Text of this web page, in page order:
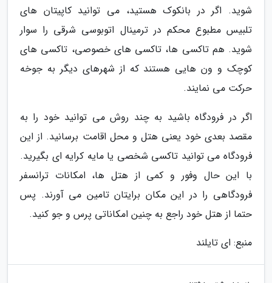
شوید. اگر در بانکوک هستید، می توانید کاپیتان های
تلبیس مطبوع محکم در ترمینال اتوبوسی شرقی را سوار
شوید. هم تاکسی ها، تاکسی های خصوصی، تاکسی های
کوچک و ون هایی هستند که از شهرهای دیگر به جوخه
حرکت می نمایند.
اگر در فرودگاه باشید به چند روش می توانید خود را به
مقصد بعدی خود یعنی هتل و محل اقامت برسانید. از این
فرودگاه می توانید تاکسی شخصی یا مایه کرایه ای بگیرید.
با این حال وفور و کمی از هتل ها، امکانات ترانسفر
فرودگاهی را در این مکان برایتان تامین می آورند. پس
حتما از هتل خود راجع به چنین امکاناتی پرس و جو کنید.
منبع: ای تایلند